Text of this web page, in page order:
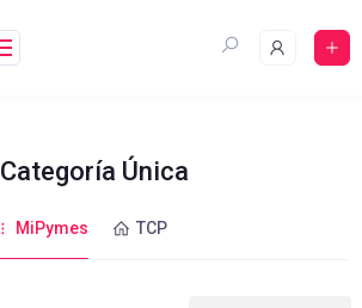
Categoría Única
MiPymes TCP